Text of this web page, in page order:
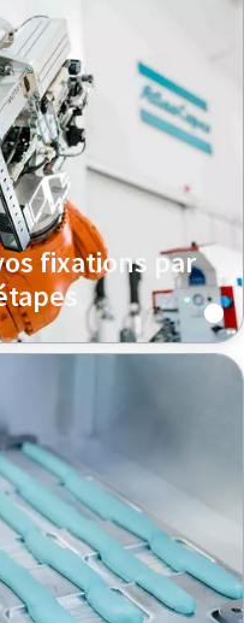
fixations par